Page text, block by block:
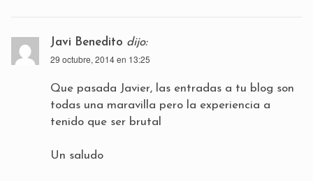
Javi Benedito dijo:
29 octubre, 2014 en 13:25
Que pasada Javier, las entradas a tu blog son
todas una maravilla pero la experiencia a
tenido que ser brutal
Un saludo